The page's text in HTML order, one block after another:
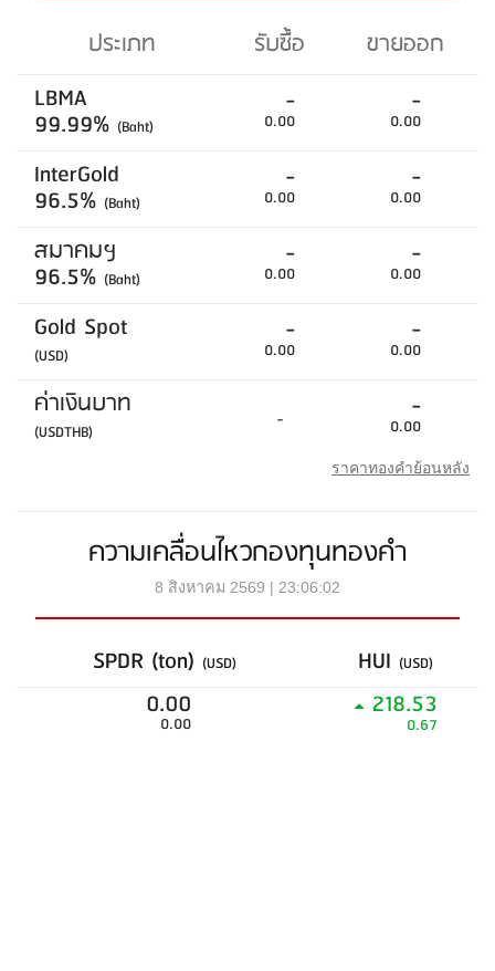
ประเภท รับซื้อ
ขายออก
LBMA
99.99% (Baht)
-
0.00
-
0.00
InterGold
96.5% (Baht)
-
0.00
-
0.00
สมาคมฯ
96.5% (Baht)
-
0.00
-
0.00
Gold Spot
(USD)
-
0.00
-
0.00
ค่าเงินบาท
(USDTHB) - -
0.00
ราคาทองคำย้อนหลัง
ความเคลื่อนไหวกองทุนทองคำ
8 สิงหาคม 2569 | 23:06:02
SPDR (ton) (USD) HUI (USD)
0.00
0.00
218.53
0.67